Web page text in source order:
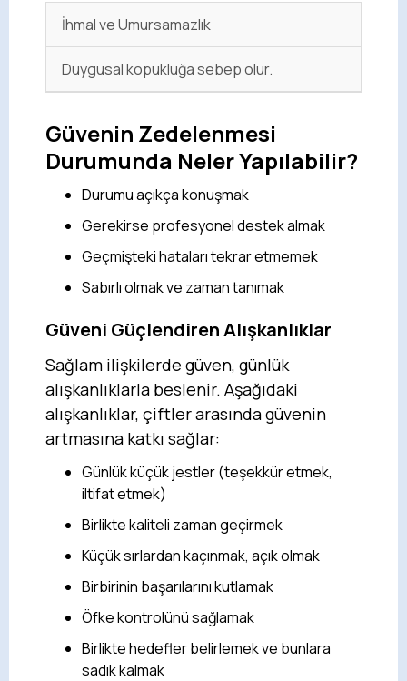
İhmal ve Umursamazlık
Duygusal kopukluğa sebep olur.
Güvenin Zedelenmesi
Durumunda Neler Yapılabilir?
Durumu açıkça konuşmak
Gerekirse profesyonel destek almak
Geçmişteki hataları tekrar etmemek
Sabırlı olmak ve zaman tanımak
Güveni Güçlendiren Alışkanlıklar
Sağlam ilişkilerde güven, günlük
alışkanlıklarla beslenir. Aşağıdaki
alışkanlıklar, çiftler arasında güvenin
artmasına katkı sağlar:
Günlük küçük jestler (teşekkür etmek,
iltifat etmek)
Birlikte kaliteli zaman geçirmek
Küçük sırlardan kaçınmak, açık olmak
Birbirinin başarılarını kutlamak
Öfke kontrolünü sağlamak
Birlikte hedefler belirlemek ve bunlara
sadık kalmak